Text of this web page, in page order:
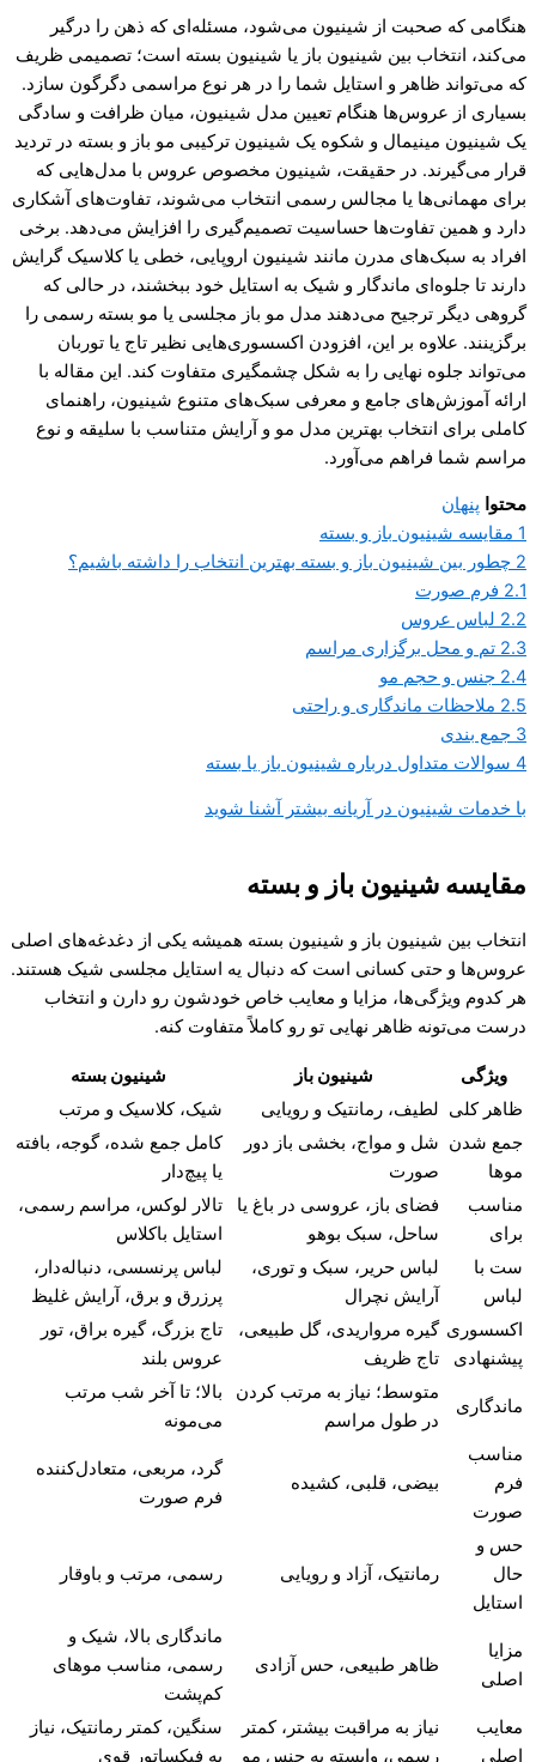
هنگامی که صحبت از شینیون می‌شود، مسئله‌ای که ذهن را درگیر
می‌کند، انتخاب بین شینیون باز یا شینیون بسته است؛ تصمیمی ظریف
که می‌تواند ظاهر و استایل شما را در هر نوع مراسمی دگرگون سازد.
بسیاری از عروس‌ها هنگام تعیین مدل شینیون، میان ظرافت و سادگی
یک شینیون مینیمال و شکوه یک شینیون ترکیبی مو باز و بسته در تردید
قرار می‌گیرند. در حقیقت، شینیون مخصوص عروس با مدل‌هایی که
برای مهمانی‌ها یا مجالس رسمی انتخاب می‌شوند، تفاوت‌های آشکاری
دارد و همین تفاوت‌ها حساسیت تصمیم‌گیری را افزایش می‌دهد. برخی
افراد به سبک‌های مدرن مانند شینیون اروپایی، خطی یا کلاسیک گرایش
دارند تا جلوه‌ای ماندگار و شیک به استایل خود ببخشند، در حالی که
گروهی دیگر ترجیح می‌دهند مدل مو باز مجلسی یا مو بسته رسمی را
برگزینند. علاوه بر این، افزودن اکسسوری‌هایی نظیر تاج یا توربان
می‌تواند جلوه نهایی را به شکل چشمگیری متفاوت کند. این مقاله با
ارائه آموزش‌های جامع و معرفی سبک‌های متنوع شینیون، راهنمای
کاملی برای انتخاب بهترین مدل مو و آرایش متناسب با سلیقه و نوع
مراسم شما فراهم می‌آورد.
محتوا
پنهان
مقایسه شینیون باز و بسته
چطور بین شینیون باز و بسته بهترین انتخاب را داشته باشیم؟
2.1 فرم صورت
2.2 لباس عروس
2.3 تم و محل برگزاری مراسم
2.4 جنس و حجم مو
2.5 ملاحظات ماندگاری و راحتی
3 جمع بندی
4 سوالات متداول درباره شینیون باز یا بسته
با خدمات شینیون در آریانه بیشتر آشنا شوید
مقایسه شینیون باز و بسته
انتخاب بین شینیون باز و شینیون بسته همیشه یکی از دغدغه‌های اصلی
عروس‌ها و حتی کسانی است که دنبال یه استایل مجلسی شیک هستند.
هر کدوم ویژگی‌ها، مزایا و معایب خاص خودشون رو دارن و انتخاب
درست می‌تونه ظاهر نهایی تو رو کاملاً متفاوت کنه.
ویژگی شینیون باز
شینیون بسته
ظاهر کلی
لطیف، رمانتیک و رویایی
شیک، کلاسیک و مرتب
جمع شدن
موها
شل و مواج، بخشی باز دور
صورت
کامل جمع شده، گوجه، بافته
یا پیچ‌دار
مناسب
برای
فضای باز، عروسی در باغ یا
ساحل، سبک بوهو
تالار لوکس، مراسم رسمی،
استایل باکلاس
ست با
لباس
لباس حریر، سبک و توری،
آرایش نچرال
لباس پرنسسی، دنباله‌دار،
پرزرق و برق، آرایش غلیظ
اکسسوری
پیشنهادی
گیره مرواریدی، گل طبیعی،
تاج ظریف
تاج بزرگ، گیره براق، تور
عروس بلند
ماندگاری
متوسط؛ نیاز به مرتب کردن
در طول مراسم
بالا؛ تا آخر شب مرتب
می‌مونه
مناسب
فرم
صورت
بیضی، قلبی، کشیده
گرد، مربعی، متعادل‌کننده
فرم صورت
حس و
حال
استایل
رمانتیک، آزاد و رویایی رسمی، مرتب و باوقار
مزایا
اصلی
ظاهر طبیعی، حس آزادی
ماندگاری بالا، شیک و
رسمی، مناسب موهای
کم‌پشت
معایب
اصلی
نیاز به مراقبت بیشتر، کمتر
رسمی، وابسته به جنس مو
سنگین، کمتر رمانتیک، نیاز
به فیکساتور قوی